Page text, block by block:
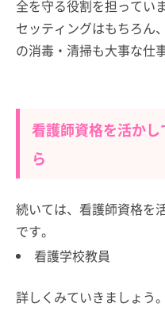
全を守る役割を担ってい
セッティングはもちろん
の消毒・清掃も大事な仕
看護師資格を活か
ら
続いては、看護師資格を
です。
看護学校教員
詳しくみていきましょう。